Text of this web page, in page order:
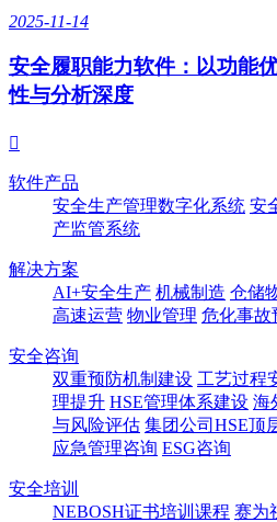
2025-11-14
安全履职能力软件：以功能
性与分析深度

软件产品
安全生产管理数字化系统 安
产监管系统
解决方案
AI+安全生产 机械制造 仓储
高速运营 物业管理 危化事故
安全咨询
双重预防机制建设 工艺过程
理提升 HSE管理体系建设 海
与风险评估 集团公司HSE顶
应急管理咨询 ESG咨询
安全培训
NEBOSH证书培训课程 赛为